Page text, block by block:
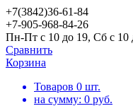
+7(3842)36-61-84
+7-905-968-84-26
Пн-Пт с 10 до 19, Сб с 10
Сравнить
Корзина
Товаров 0 шт.
на сумму: 0 руб.